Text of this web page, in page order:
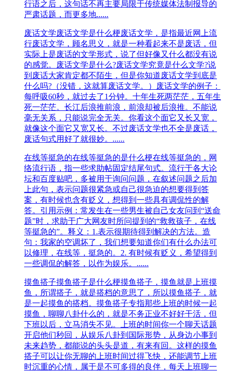
行语之后，这句话不再主要局限于传统媒体法制报导的
严肃话题，而更多地......
废话文学废话文学是什么梗废话文学，是指最近网上流
行废话文学，顾名思义，就是一种看起来不是废话，但
实际上是废话的文学形式，说了但好像又什么都没有说
的感觉。废话文学是什么?废话文学究竟是什么文学?说
到废话大家肯定都不陌生，但是你知道废话文学到底是
什么吗?（没错，这就算废话文学。）废话文学的例子：
每呼吸60秒，就过去了1分钟。十年生死两茫茫，五年生
死一茫茫。长江后浪推前浪，前浪却被后浪推。不能说
毫无关系，只能说完全无关。你看这个面它又长又宽，
就像这个面它又宽又长。不过废话文学也不全是废话，
废话句式用好了就很妙。......
在线等挺急的在线等挺急的是什么梗在线等挺急的，网
络流行语，指一些求助帖固定结尾句式。流行于各大论
坛和百度贴吧，多被用于询问问题，在叙述问题之后加
上此句，表示问题很紧急或自己很急迫的想要得到答
案，有时候也含有贬义，想得到一些具有调侃性的解
答。引用示例：常发生在一些男生被自己女友问到“送命
题”时，求助于广大网友时所问提到的“救救孩子，在线
等挺急的”。释义：1.表示很期待得到解决的方法。造
句：我家的空调坏了，我们想要知道你们有什么办法可
以修理，在线等，挺急的。2. 有时候有贬义，希望得到
一些调侃的解答，以作为娱乐。......
摸鱼搭子摸鱼搭子是什么梗摸鱼搭子，摸鱼就是上班摸
鱼，所谓搭子，就是搭档的意思了，所以摸鱼搭子，就
是一起摸鱼的搭档。摸鱼搭子专指那些上班的时候一起
摸鱼，聊聊八卦什么的，就是不务正业不好好干活，但
下班以后，立马消失不见。上班的时间你一个聊天话题
开启他们秒回，从娱乐八卦到国际形势，从身边小事到
未来趋势，都能说的头头是道，有来有回。这样的摸鱼
搭子可以让你无聊的上班时间过得飞快，还能调节上班
时沉重的心情，属于是不可多得的良伴，每天上班聊一